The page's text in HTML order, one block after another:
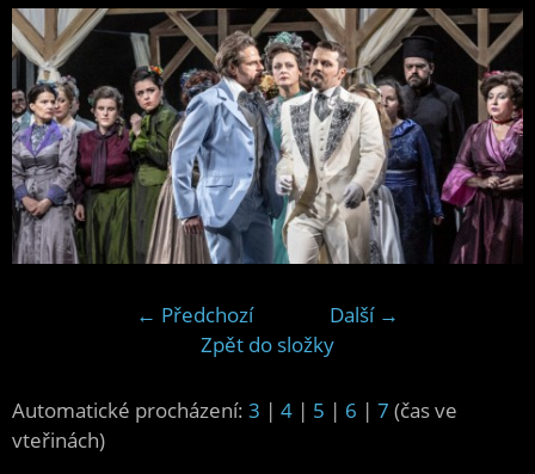
← Předchozí
Další →
Zpět do složky
Automatické procházení: 3 | 4 | 5 | 6 | 7 (čas ve
vteřinách)